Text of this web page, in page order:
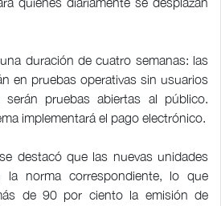
duración de cuatro semanas: las
en pruebas operativas sin usuarios
pruebas abiertas al público.
implementará el pago electrónico.
destacó que las nuevas unidades
la norma correspondiente, lo que
de 90 por ciento la emisión de